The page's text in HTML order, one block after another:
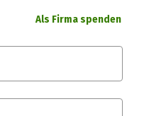
Als Firma spenden